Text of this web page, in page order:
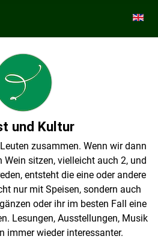
und Kultur
zusammen. Wenn wir dann
Wein sitzen, vielleicht auch 2, und
entsteht die eine oder andere
nur mit Speisen, sondern auch
oder ihr im besten Fall eine
Lesungen, Ausstellungen, Musik
immer wieder interessanter.